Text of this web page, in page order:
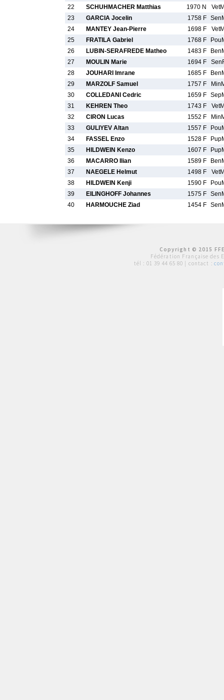
22
SCHUHMACHER Matthias 1970 N
23
GARCIA Jocelin 1758 F
24
MANTEY Jean-Pierre 1698 F
25
FRATILA Gabriel 1768 F
26
LUBIN-SERAFREDE Matheo 1483 F
27
MOULIN Marie 1694 F
28
JOUHARI Imrane 1685 F
29
MARZOLF Samuel 1757 F
30
COLLEDANI Cedric 1659 F
31
KEHREN Theo 1743 F
32
CIRON Lucas 1552 F
33
GULIYEV Altan 1557 F
34
FASSEL Enzo 1528 F
35
HILDWEIN Kenzo 1607 F
36
MACARRO Ilian 1589 F
37
NAEGELE Helmut 1498 F
38
HILDWEIN Kenji 1590 F
39
EILINGHOFF Johannes 1575 F
40
HARMOUCHE Ziad 1454 F
Copyright © 2015
Fédération Française des
tél : 01 39 44 65 80 | contact :